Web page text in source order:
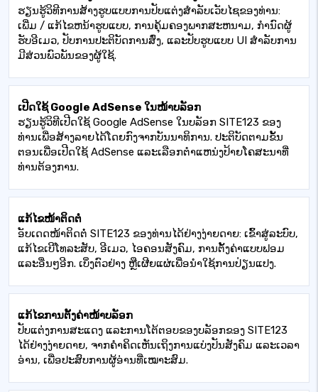
ຮຽນ​ຮູ້​ວິ​ທີ​ການ​ສ້າງ​ຮູບ​ແບບ​ການ​ປັບ​ແຕ່ງ​ສໍາ​ລັບ​ເວັບ​ໄຊ​ຂອງ​ທ່ານ​:
ເພີ່ມ / ແກ້​ໄຂ​ຫນ້າ​ຮູບ​ແບບ​, ການ​ຄຸ້ມ​ຄອງ​ພາກ​ສະ​ຫນາມ​, ກໍາ​ນົດ​ຜູ້​
ຮັບ​ອີ​ເມວ​, ປັບ​ການ​ປະ​ຕິ​ບັດ​ການ​ສົ່ງ​, ແລະ​ປັບ​ຮູບ​ແບບ UI ສໍາ​ລັບ​ການ​
ມີ​ສ່ວນ​ພົວ​ພັນ​ຂອງ​ຜູ້​ໃຊ້​.
ເປີດໃຊ້ Google AdSense ໃນໜ້າບລັອກ
ຮຽນຮູ້ວິທີເປີດໃຊ້ Google AdSense ໃນບລັອກ SITE123 ຂອງ
ທ່ານເພື່ອສ້າງລາຍໄດ້ໂດຍກົງຈາກບັນນາທິການ. ປະຕິບັດຕາມຂັ້ນ
ຕອນເພື່ອເປີດໃຊ້ AdSense ແລະເລືອກຕໍາແຫນ່ງປ້າຍໂຄສະນາທີ່
ທ່ານຕ້ອງການ.
ແກ້ໄຂໜ້າຕິດຕໍ່
ອັບເດດໜ້າຕິດຕໍ່ SITE123 ຂອງທ່ານໄດ້ຢ່າງງ່າຍດາຍ: ເຂົ້າສູ່ລະບົບ,
ແກ້ໄຂເບີໂທລະສັບ, ອີເມວ, ໄອຄອນສັງຄົມ, ການຕັ້ງຄ່າແບບຟອມ
ແລະອື່ນໆອີກ. ເບິ່ງຕົວຢ່າງ ຫຼືເຜີຍແຜ່ເພື່ອນຳໃຊ້ການປ່ຽນແປງ.
ແກ້ໄຂການຕັ້ງຄ່າໜ້າບລັອກ
ປັບແຕ່ງການສະແດງ ແລະການໂຕ້ຕອບຂອງບລັອກຂອງ SITE123
ໄດ້ຢ່າງງ່າຍດາຍ, ຈາກຄໍາຄິດເຫັນເຖິງການແບ່ງປັນສັງຄົມ ແລະເວລາ
ອ່ານ, ເພື່ອປະສົບການຜູ້ອ່ານທີ່ເໝາະສົມ.